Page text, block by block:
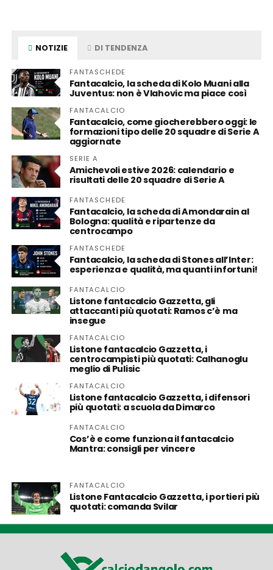
NOTIZIE DI TENDENZA
FANTASCHEDE
Fantacalcio, la scheda di Kolo Muani alla
Juventus: non è Vlahovic ma piace così
FANTACALCIO
Fantacalcio, come giocherebbero oggi: le
formazioni tipo delle 20 squadre di Serie A
aggiornate
SERIE A
Amichevoli estive 2026: calendario e
risultati delle 20 squadre di Serie A
FANTASCHEDE
Fantacalcio, la scheda di Amondarain al
Bologna: qualità e ripartenze da
centrocampo
FANTASCHEDE
Fantacalcio, la scheda di Stones all’Inter:
esperienza e qualità, ma quanti infortuni!
FANTACALCIO
Listone fantacalcio Gazzetta, gli
attaccanti più quotati: Ramos c’è ma
insegue
FANTACALCIO
Listone fantacalcio Gazzetta, i
centrocampisti più quotati: Calhanoglu
meglio di Pulisic
FANTACALCIO
Listone fantacalcio Gazzetta, i difensori
più quotati: a scuola da Dimarco
FANTACALCIO
Cos’è e come funziona il fantacalcio
Mantra: consigli per vincere
FANTACALCIO
Listone Fantacalcio Gazzetta, i portieri più
quotati: comanda Svilar